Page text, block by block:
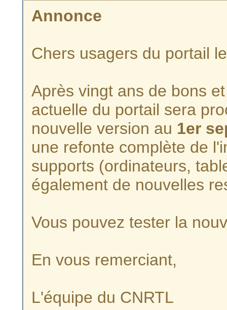
Annonce
Chers usagers du portail
Après vingt ans de bons
actuelle du portail sera
nouvelle version au 1er
une refonte complète de
supports (ordinateurs,
également de nouvelles
Vous pouvez tester la
En vous remerciant,
L'équipe du CNRTL